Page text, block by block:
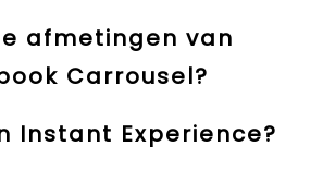
afmetingen van
Carrousel?
Instant Experience?